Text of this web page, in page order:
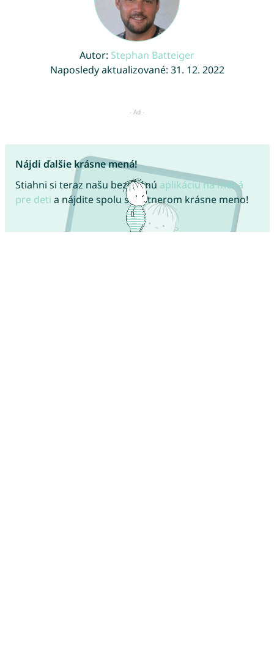
Autor: Stephan Batteiger
Naposledy aktualizované: 31. 12. 2022
Nájdi ďalšie krásne mená!
Stiahni si teraz našu bezplatnú aplikáciu na mená
pre deti a nájdite spolu s partnerom krásne meno!